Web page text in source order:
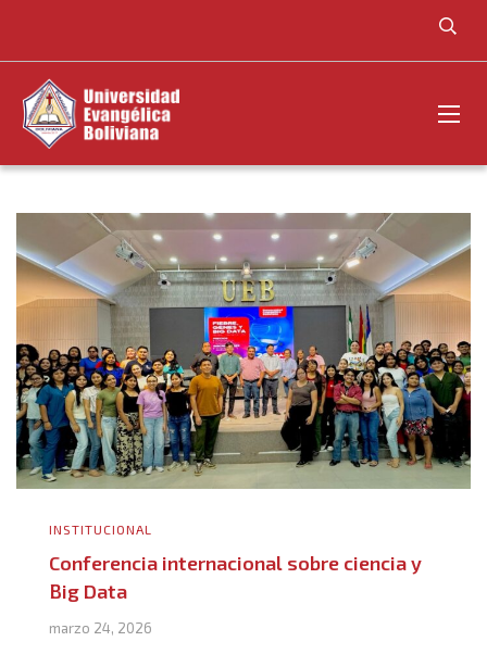
INSTITUCIONAL
Conferencia internacional sobre ciencia y
Big Data
marzo 24, 2026